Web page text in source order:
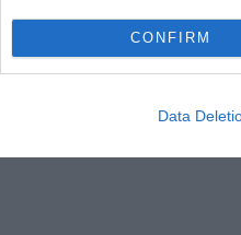
CONFIRM
Data